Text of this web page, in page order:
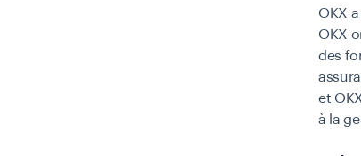
OKX
OKX
des
et
à la